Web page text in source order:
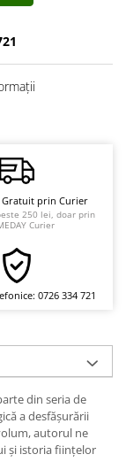
prin Curier
250 lei, doar prin
Curier
0726 334 721
din seria de
a desfășurării
autorul ne
și istoria ființelor